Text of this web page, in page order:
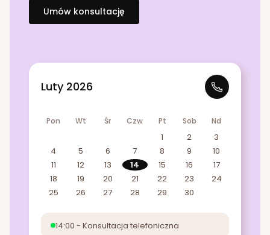
Umów konsultację
Luty 2026
Pon Wt Śr Czw Pt Sob Nd
1 2
3
4
5 6 7 8 9
10
11
12 13 14 15 16
17
18
19 20 21 22 23
24
25
26 27 28 29 30
14:00 - Konsultacja telefoniczna